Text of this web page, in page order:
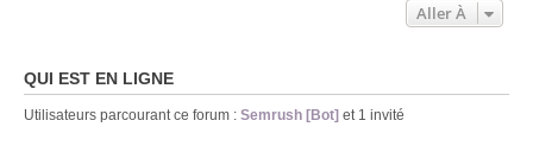
Aller À
QUI EST EN LIGNE
Utilisateurs parcourant ce forum : Semrush [Bot] et 1 invité